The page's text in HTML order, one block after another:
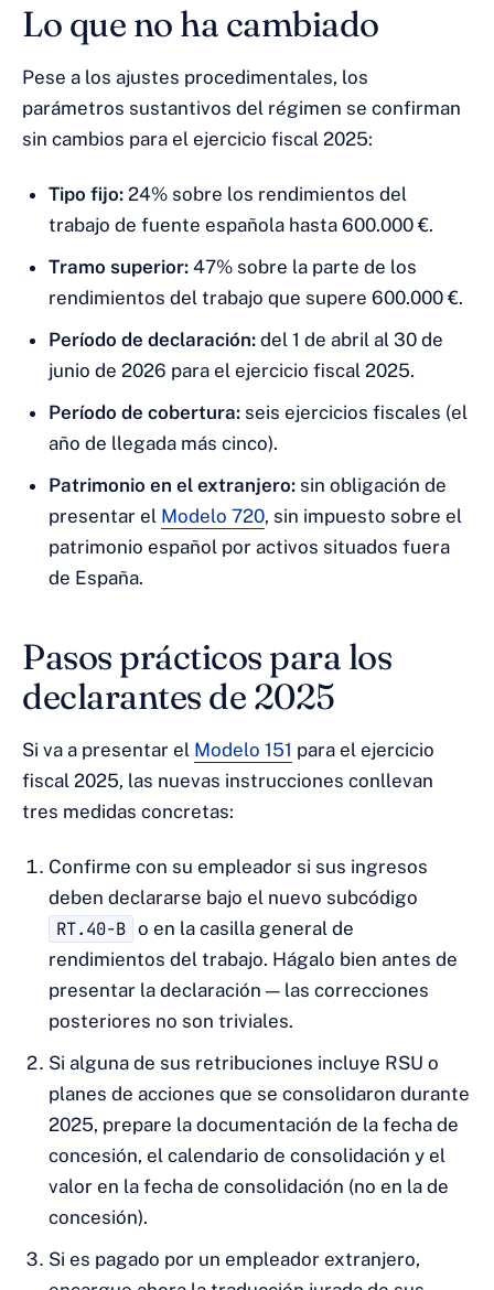
Lo que no ha cambiado
Pese a los ajustes procedimentales, los
parámetros sustantivos del régimen se confirman
sin cambios para el ejercicio fiscal 2025:
Tipo fijo: 24% sobre los rendimientos del
trabajo de fuente española hasta 600.000 €.
Tramo superior: 47% sobre la parte de los
rendimientos del trabajo que supere 600.000 €.
Período de declaración: del 1 de abril al 30 de
junio de 2026 para el ejercicio fiscal 2025.
Período de cobertura: seis ejercicios fiscales (el
año de llegada más cinco).
Patrimonio en el extranjero: sin obligación de
presentar el Modelo 720, sin impuesto sobre el
patrimonio español por activos situados fuera
de España.
Pasos prácticos para los
declarantes de 2025
Si va a presentar el Modelo 151 para el ejercicio
fiscal 2025, las nuevas instrucciones conllevan
tres medidas concretas:
Confirme con su empleador si sus ingresos
deben declararse bajo el nuevo subcódigo
RT.40-B o en la casilla general de
rendimientos del trabajo. Hágalo bien antes de
presentar la declaración — las correcciones
posteriores no son triviales.
Si alguna de sus retribuciones incluye RSU o
planes de acciones que se consolidaron durante
2025, prepare la documentación de la fecha de
concesión, el calendario de consolidación y el
valor en la fecha de consolidación (no en la de
concesión).
Si es pagado por un empleador extranjero,